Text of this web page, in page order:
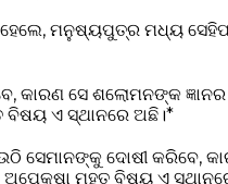
ମନୁଷ୍ୟପୁତ୍ର ମଧ୍ୟ
କାରଣ ସେ ଶଲୋମନଙ୍କ
ଏ ସ୍ଥାନରେ ଅଛି।*
ସେମାନଙ୍କୁ ଦୋଷୀ କରିବେ,
ମହତ ବିଷୟ ଏ